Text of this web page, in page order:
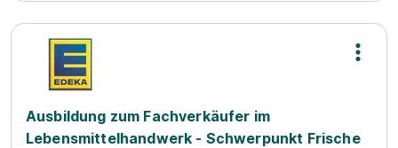
Ausbildung zum Fachverkäufer im
Lebensmittelhandwerk - Schwerpunkt Frische